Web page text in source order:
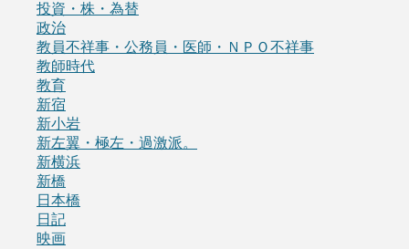
投資・株・為替
政治
教員不祥事・公務員・医師・ＮＰＯ不祥事
教師時代
教育
新宿
新小岩
新左翼・極左・過激派。
新横浜
新橋
日本橋
日記
映画